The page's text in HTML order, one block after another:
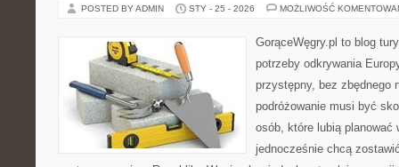
POSTED BY ADMIN STY - 25 - 2026 MOŻLIWOŚĆ
GorąceWęgry.pl to blog
potrzeby odkrywania
przystępny, bez zbędnego
podróżowanie musi być
osób, które lubią
jednocześnie chcą